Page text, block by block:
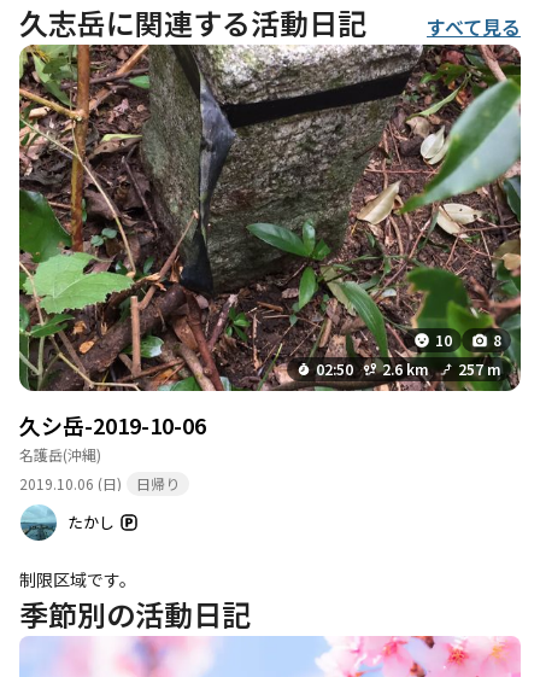
久志岳に関連する活動日記 すべて見る
10
8
02:50
2.6 km 257 m
久シ岳-2019-10-06
名護岳(沖縄)
2019.10.06 (日)
日帰り
たかし
制限区域です。
季節別の活動日記